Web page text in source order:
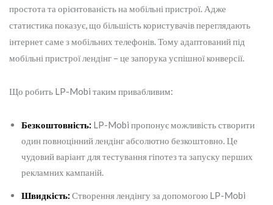
простота та орієнтованість на мобільні пристрої. Адже
статистика показує, що більшість користувачів переглядають
інтернет саме з мобільних телефонів. Тому адаптований під
мобільні пристрої лендінг – це запорука успішної конверсії.
Що робить LP-Mobi таким привабливим:
Безкоштовність: LP-Mobi пропонує можливість створити
один повноцінний лендінг абсолютно безкоштовно. Це
чудовий варіант для тестування гіпотез та запуску перших
рекламних кампаній.
Швидкість: Створення лендінгу за допомогою LP-Mobi